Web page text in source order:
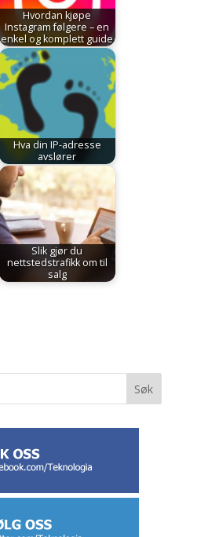
Hvordan kjøpe
Instagram følgere – en
enkel og komplett guide
Hva din IP-adresse
avslører
Slik gjør du
nettstedstrafikk om til
salg